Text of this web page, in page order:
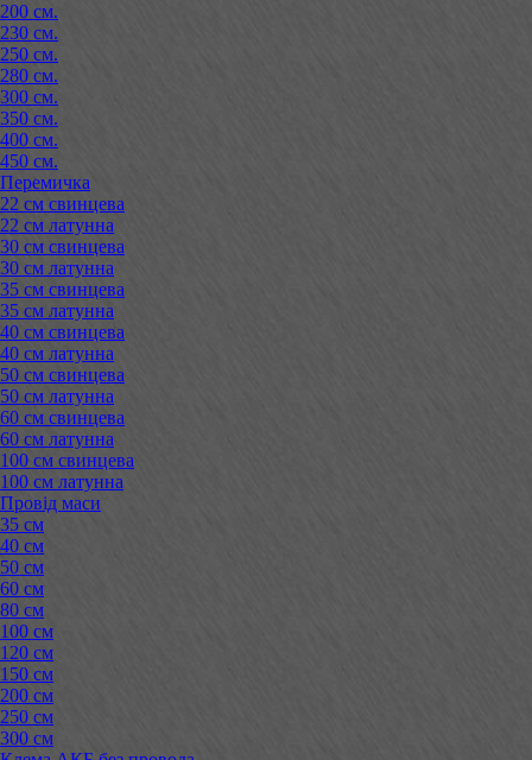
200 см.
230 см.
250 см.
280 см.
300 см.
350 см.
400 см.
450 см.
Перемичка
22 см свинцева
22 см латунна
30 см свинцева
30 см латунна
35 см свинцева
35 см латунна
40 см свинцева
40 см латунна
50 см свинцева
50 см латунна
60 см свинцева
60 см латунна
100 см свинцева
100 см латунна
Провід маси
35 см
40 см
50 см
60 см
80 см
100 см
120 см
150 см
200 см
250 см
300 см